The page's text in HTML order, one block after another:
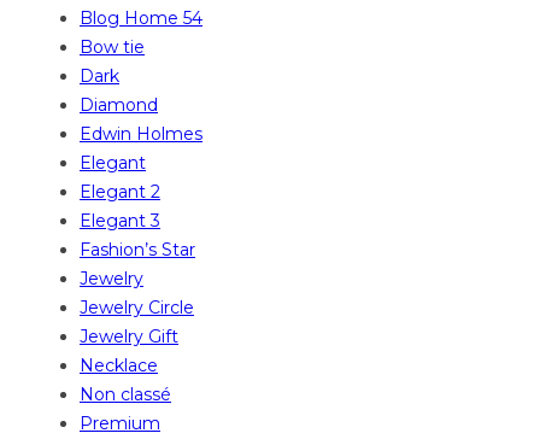
Blog Home 54
Bow tie
Dark
Diamond
Edwin Holmes
Elegant
Elegant 2
Elegant 3
Fashion’s Star
Jewelry
Jewelry Circle
Jewelry Gift
Necklace
Non classé
Premium